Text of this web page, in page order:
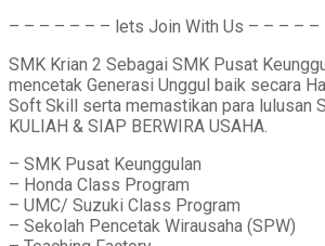
– – – – – – – lets Join With Us – – – – –
SMK Krian 2 Sebagai SMK Pusat
mencetak Generasi Unggul baik secara
Soft Skill serta memastikan para lulusan
KULIAH & SIAP BERWIRA USAHA.
– SMK Pusat Keunggulan
– Honda Class Program
– UMC/ Suzuki Class Program
– Sekolah Pencetak Wirausaha (SPW)